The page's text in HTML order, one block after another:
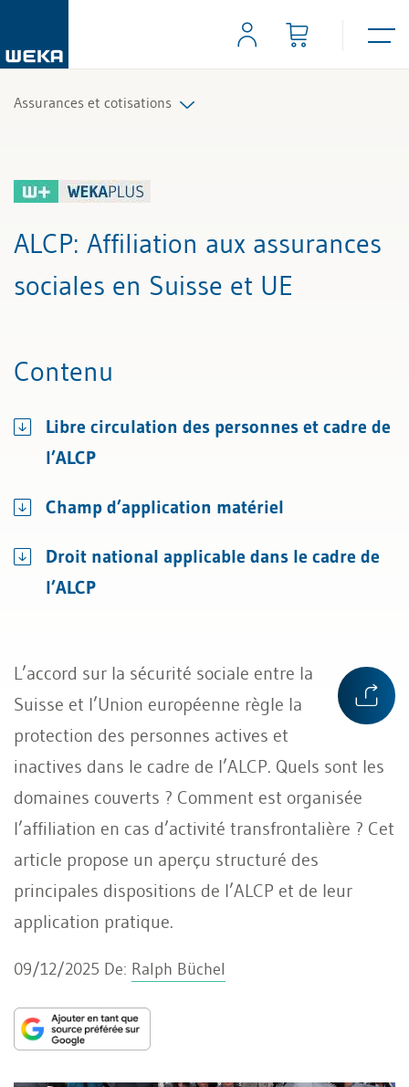
Assurances et cotisations
ALCP: Affiliation aux assurances
sociales en Suisse et UE
Contenu
Libre circulation des personnes et cadre de
l’ALCP
Champ d’application matériel
Droit national applicable dans le cadre de
l’ALCP
L’accord sur la sécurité sociale entre la
Suisse et l’Union européenne règle la
protection des personnes actives et
inactives dans le cadre de l’ALCP. Quels sont les
domaines couverts ? Comment est organisée
l’affiliation en cas d’activité transfrontalière ? Cet
article propose un aperçu structuré des
principales dispositions de l’ALCP et de leur
application pratique.
09/12/2025 De: Ralph Büchel